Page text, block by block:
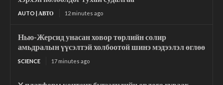
AUTO | АВТО 12 minutes ago
Нью-Жерсид унасан ховор төрлийн солир
амьдралын үүсэлтэй холбоотой шинэ мэдээлэл өглөө
SCIENCE 17 minutes ago